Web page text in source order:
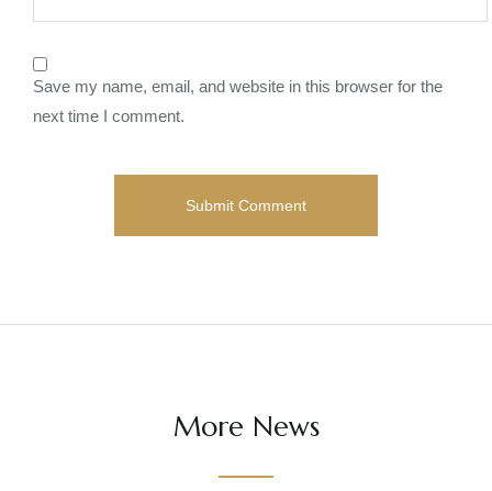
Save my name, email, and website in this browser for the
next time I comment.
More News